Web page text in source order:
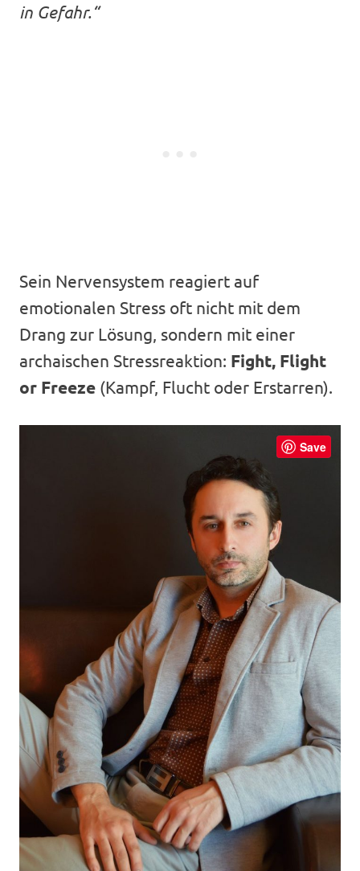
in Gefahr.“
Sein Nervensystem reagiert auf
emotionalen Stress oft nicht mit dem
Drang zur Lösung, sondern mit einer
archaischen Stressreaktion: Fight, Flight
or Freeze (Kampf, Flucht oder Erstarren).
Save